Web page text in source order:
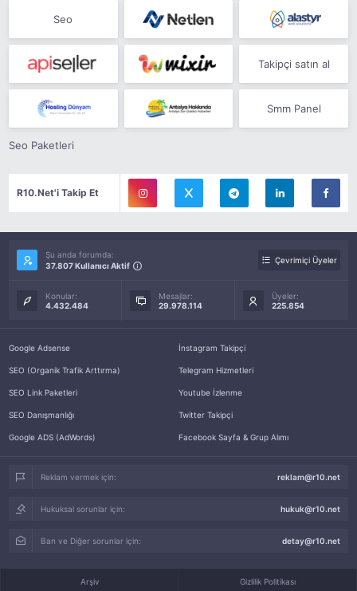
Seo
Takipçi satın al
Smm Panel
Seo Paketleri
R10.Net'i Takip Et
Şu anda forumda:
37.807 Kullanıcı Aktif
Çevrimiçi Üyeler
Konular:
4.432.484
Mesajlar:
29.978.114
Üyeler:
225.854
Google Adsense
SEO (Organik Trafik Arttırma)
SEO Link Paketleri
SEO Danışmanlığı
Google ADS (AdWords)
İnstagram Takipçi
Telegram Hizmetleri
Youtube İzlenme
Twitter Takipçi
Facebook Sayfa & Grup Alımı
Reklam vermek için: reklam@r10.net
Hukuksal sorunlar için: hukuk@r10.net
Ban ve Diğer sorunlar için: detay@r10.net
Arşiv Gizlilik Politikası